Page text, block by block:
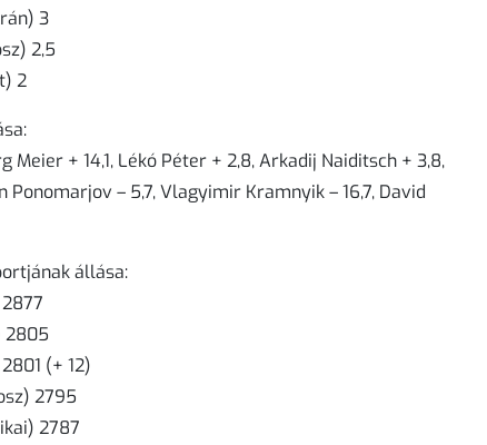
3
2,5
2
Meier + 14,1, Lékó Péter + 2,8, Arkadij Naiditsch + 3,8,
Ponomarjov – 5,7, Vlagyimir Kramnyik – 16,7, David
állása:
2805
(+ 12)
2795
2787